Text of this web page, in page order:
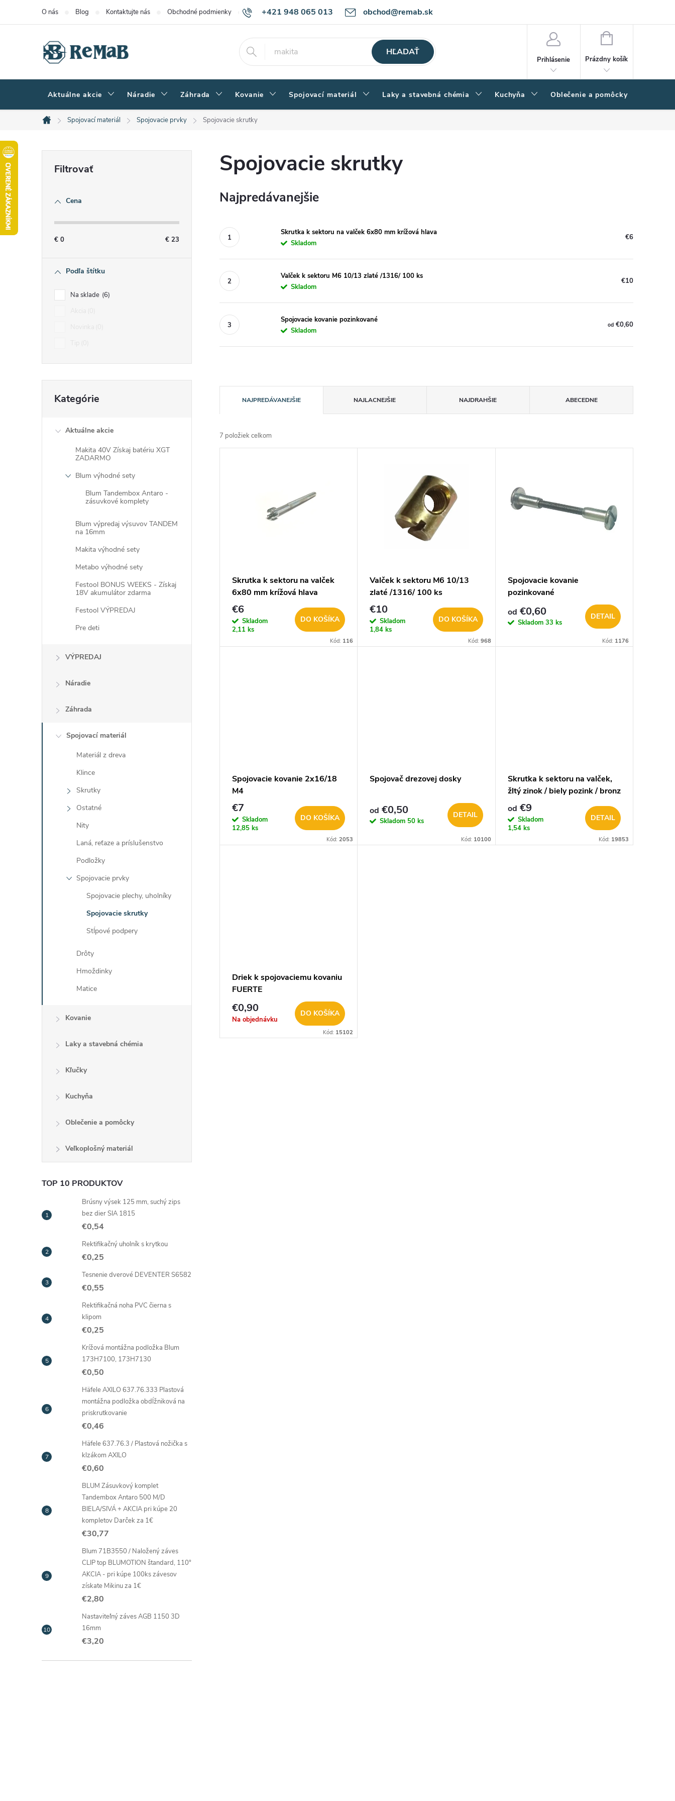
+421 948 065 013 obchod@remab.sk
O nás Blog Kontaktujte nás Obchodné podmienky Podmienky ochrany osobných údajov Ako nakupovať
HĽADAŤ
Prihlásenie
NÁKUPNÝ
Prázdny košík
Aktuálne akcie Náradie Záhrada Kovanie Spojovací materiál Laky a stavebná chémia Kuchyňa Oblečenie a pomôcky
Domov
Spojovací materiál Spojovacie prvky Spojovacie skrutky
e
l
Cena
€ 0 € 23
Podľa štítku
Na sklade 6
kategórie
Kategórie
Aktuálne akcie
Makita 40V Získaj batériu XGT
ZADARMO
Blum výhodné sety
Blum Tandembox Antaro -
zásuvkové komplety
Blum výpredaj výsuvov TANDEM
na 16mm
Makita výhodné sety
Metabo výhodné sety
Festool BONUS WEEKS - Získaj
18V akumulátor zdarma
Festool VÝPREDAJ
Pre deti
VÝPREDAJ
Náradie
Záhrada
Spojovací materiál
Materiál z dreva
Klince
Skrutky
Ostatné
Nity
Laná, reťaze a príslušenstvo
Podložky
Spojovacie prvky
Spojovacie plechy, uholníky
Spojovacie skrutky
Stĺpové podpery
Drôty
Hmoždinky
Matice
Kovanie
Laky a stavebná chémia
Kľučky
Kuchyňa
Oblečenie a pomôcky
Veľkoplošný materiál
TOP 10 PRODUKTOV
Brúsny výsek 125 mm, suchý zips
bez dier SIA 1815
€0,54
Rektifikačný uholník s krytkou
€0,25
Tesnenie dverové DEVENTER S6582
€0,55
Rektifikačná noha PVC čierna s
klipom
€0,25
Krížová montážna podložka Blum
173H7100, 173H7130
€0,50
Häfele AXILO 637.76.333 Plastová
montážna podložka obdĺžniková na
priskrutkovanie
€0,46
Häfele 637.76.3 / Plastová nožička s
klzákom AXILO
€0,60
BLUM Zásuvkový komplet
Tandembox Antaro 500 M/D
BIELA/SIVÁ + AKCIA pri kúpe 20
kompletov Darček za 1€
€30,77
Blum 71B3550 / Naložený záves
CLIP top BLUMOTION štandard, 110°
AKCIA - pri kúpe 100ks závesov
získate Mikinu za 1€
€2,80
Nastaviteľný záves AGB 1150 3D
16mm
€3,20
Spojovacie skrutky
Najpredávanejšie
Skrutka k sektoru na valček 6x80 mm krížová hlava
Skladom
€6
Valček k sektoru M6 10/13 zlaté /1316/ 100 ks
Skladom
€10
Spojovacie kovanie pozinkované
Skladom
od €0,60
a
d
d
NAJPREDÁVANEJŠIE NAJLACNEJŠIE NAJDRAHŠIE ABECEDNE
7 položiek celkom
Skrutka k sektoru na valček
6x80 mm krížová hlava
€6
Skladom
2,11 ks
DO KOŠÍKA
Kód: 116
Valček k sektoru M6 10/13
zlaté /1316/ 100 ks
€10
Skladom
1,84 ks
DO KOŠÍKA
Kód: 968
Spojovacie kovanie
pozinkované
od €0,60
Skladom 33 ks
DETAIL
Kód: 1176
Spojovacie kovanie 2x16/18
M4
€7
Skladom
12,85 ks
DO KOŠÍKA
Kód:2053
Spojovač drezovej dosky
od €0,50
Skladom 50 ks
DETAIL
Kód: 10100
Skrutka k sektoru na valček,
žltý zinok / biely pozink / bronz
od €9
Skladom
1,54 ks
DETAIL
Kód: 19853
Driek k spojovaciemu kovaniu
FUERTE
€0,90
Na objednávku
DO KOŠÍKA
Kód: 15102